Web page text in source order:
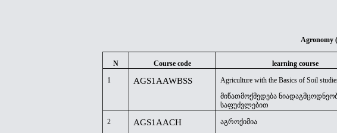
Agronomy
N Course code learning course
1
AGS1AAWBSS
Agriculture with the Basics of Soil
მიწათმოქმედება
საფუძვლებით
2 AGS1AACH
აგროქიმია